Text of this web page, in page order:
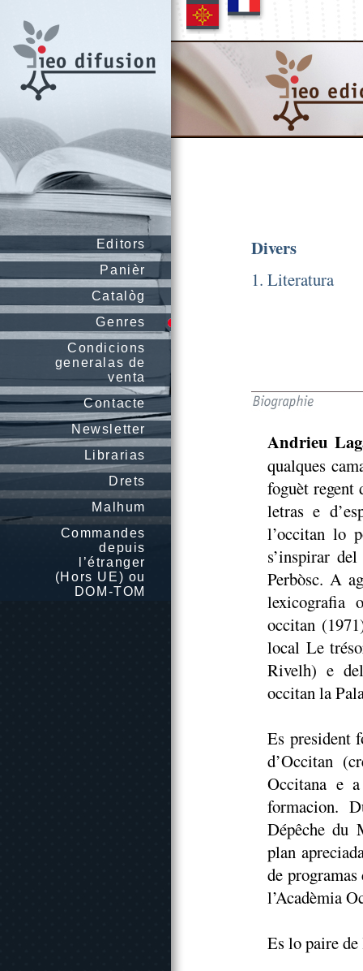
Editors
Panièr
Catalòg
Genres
Condicions
generalas de
venta
Contacte
Newsletter
Librarias
Drets
Malhum
Commandes
depuis
l’étranger
(Hors UE) ou
DOM-TOM
Divers
1. Literatura
Andrieu
qualques
foguèt regent
letras e
l’occitan lo
s’inspirar
Perbòsc. A
lexicografia
occitan
local Le
Rivelh) e
occitan la
Es president
d’Occitan
Occitana e
formacion.
Dépêche du
plan
de
l’Acadèmia
Es lo paire